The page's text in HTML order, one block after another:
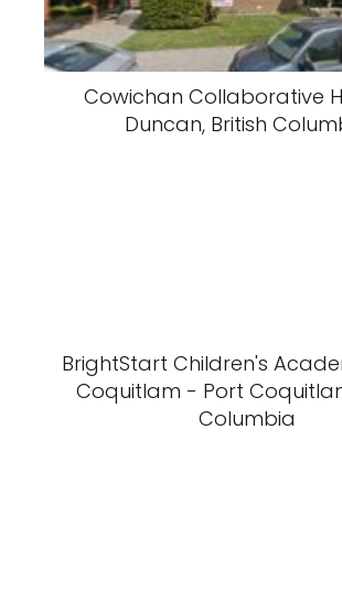
Cowichan Collaborative
Duncan, British
BrightStart Children's
Coquitlam - Port
Columbia